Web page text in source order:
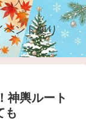
ベント便り
神輿ルート
も